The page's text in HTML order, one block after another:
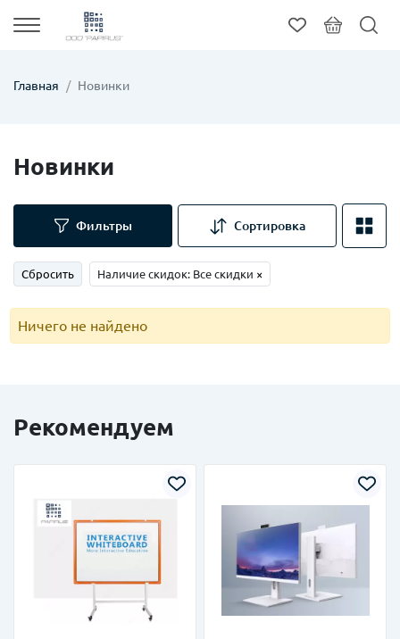
Главная Новинки
Новинки
Фильтры Сортировка
Сбросить Наличие скидок: Все скидки ×
Ничего не найдено
Рекомендуем